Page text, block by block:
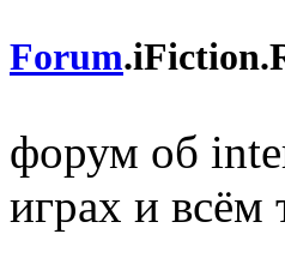
Forum.
форум об
играх и всём